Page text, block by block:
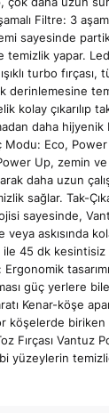
Filtre: 3
sayesinde
yapar. Led
turbo fırçası,
derinlemesine
kolay çıkarılıp
daha hijyenik
Modu: Eco,
Up, zemin
daha uzun
sağlar. Tak-
sayesinde,
askısında
45 dk kesintisiz
güç yerlere
Kenar-köşe
köşelerde biriken
Fırçası Vantuz
yüzeylerin